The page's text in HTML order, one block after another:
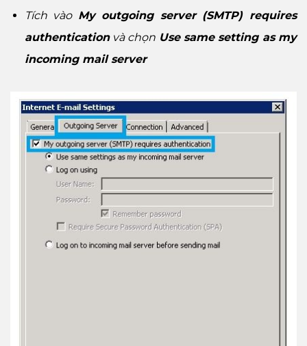
Tích vào My outgoing server (SMTP) requires
authenticationvà chọn Use same setting as my
incoming mail server